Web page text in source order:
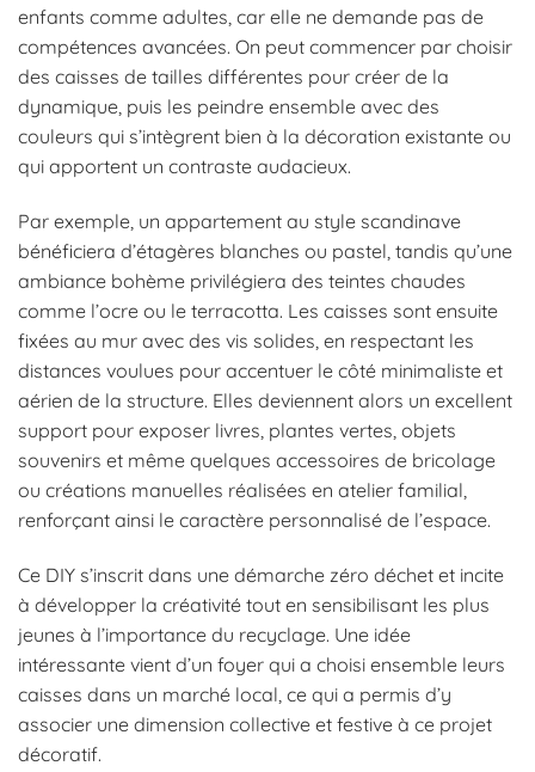
enfants comme adultes, car elle ne demande pas de
compétences avancées. On peut commencer par choisir
des caisses de tailles différentes pour créer de la
dynamique, puis les peindre ensemble avec des
couleurs qui s’intègrent bien à la décoration existante ou
qui apportent un contraste audacieux.
Par exemple, un appartement au style scandinave
bénéficiera d’étagères blanches ou pastel, tandis qu’une
ambiance bohème privilégiera des teintes chaudes
comme l’ocre ou le terracotta. Les caisses sont ensuite
fixées au mur avec des vis solides, en respectant les
distances voulues pour accentuer le côté minimaliste et
aérien de la structure. Elles deviennent alors un excellent
support pour exposer livres, plantes vertes, objets
souvenirs et même quelques accessoires de bricolage
ou créations manuelles réalisées en atelier familial,
renforçant ainsi le caractère personnalisé de l’espace.
Ce DIY s’inscrit dans une démarche zéro déchet et incite
à développer la créativité tout en sensibilisant les plus
jeunes à l’importance du recyclage. Une idée
intéressante vient d’un foyer qui a choisi ensemble leurs
caisses dans un marché local, ce qui a permis d’y
associer une dimension collective et festive à ce projet
décoratif.